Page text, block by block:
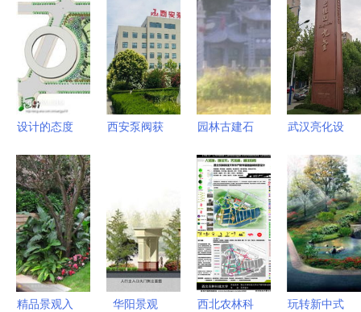
设计的态度
园设计过程
园林彩平学
习教程 秋
凌景观网景
观设计师培
训 秋凌景
西安泵阀获
园林古建石
计工程石材
_礼品、工
艺品、饰品
_世界工厂
网中国产品
信息库
武汉亮化设
体与园林的
夜光之美
精品景观入 华阳景观 西北农林科 玩转新中式